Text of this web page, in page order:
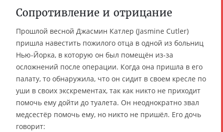
Сопротивление и отрицание
Прошлой весной Джасмин Катлер (Jasmine Cutler)
пришла навестить пожилого отца в одной из больниц
Нью-Йорка, в которую он был помещён из-за
осложнений после операции. Когда она пришла в его
палату, то обнаружила, что он сидит в своем кресле по
уши в своих экскрементах, так как никто не приходит
помочь ему дойти до туалета. Он неоднократно звал
медсестёр помочь ему, но никто не пришёл. Его дочь
говорит: